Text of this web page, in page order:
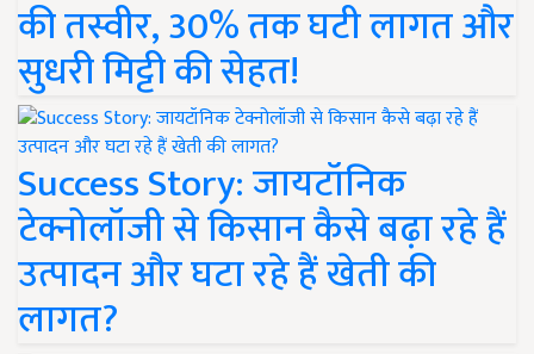
की तस्वीर, 30% तक घटी लागत और
सुधरी मिट्टी की सेहत!
Success Story: जायटॉनिक
टेक्नोलॉजी से किसान कैसे बढ़ा रहे हैं
उत्पादन और घटा रहे हैं खेती की
लागत?